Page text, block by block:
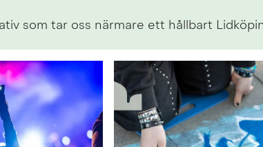
som tar oss närmare ett hållbart